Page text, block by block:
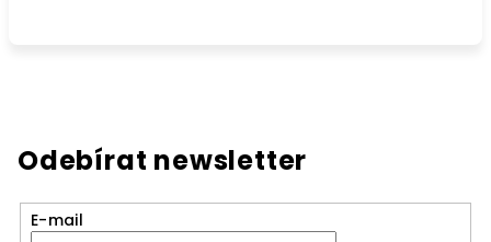
Odebírat newsletter
E-mail